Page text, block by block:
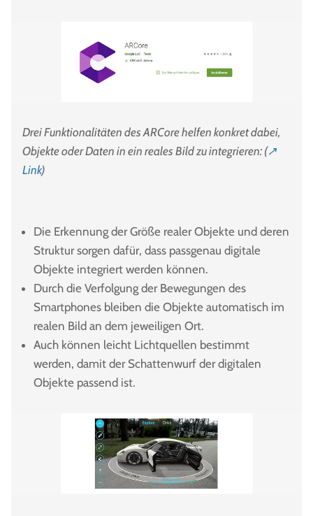
Drei Funktionalitäten des ARCore helfen konkret dabei,
Objekte oder Daten in ein reales Bild zu integrieren: (↗
Link)
Die Erkennung der Größe realer Objekte und deren
Struktur sorgen dafür, dass passgenau digitale
Objekte integriert werden können.
Durch die Verfolgung der Bewegungen des
Smartphones bleiben die Objekte automatisch im
realen Bild an dem jeweiligen Ort.
Auch können leicht Lichtquellen bestimmt
werden, damit der Schattenwurf der digitalen
Objekte passend ist.